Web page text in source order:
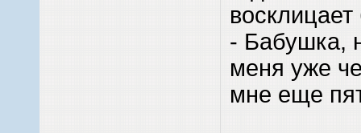
- Бабушка,
меня уже
мне еще